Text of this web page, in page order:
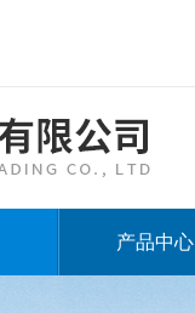
产品中心